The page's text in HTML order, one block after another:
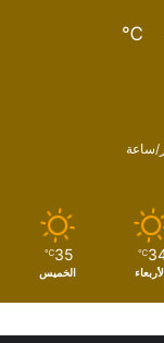
℃
℃
35
℃
الخميس